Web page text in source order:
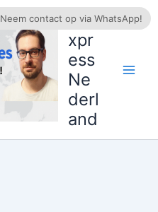
AliE
xpr
ess
Ne
derl
and
Neem contact op via WhatsApp!